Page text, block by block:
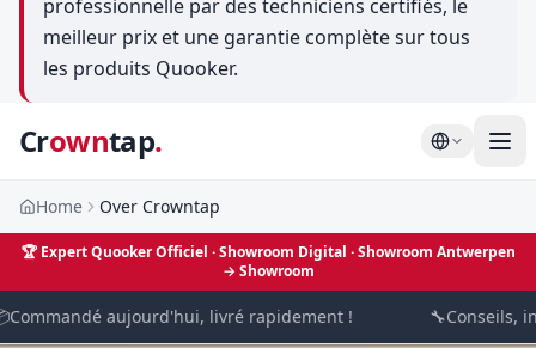
professionnelle par des techniciens certifiés, le
meilleur prix et une garantie complète sur tous
les produits Quooker.
Crowntap.
Home Over Crowntap
🏆Expert Quooker Officiel · Showroom Digital · Showroom Antwerpen
→ Showroom
Commandé aujourd'hui, livré rapidement ! 🔧Conseils,